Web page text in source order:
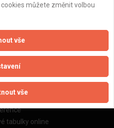
a řemeslníci
osobních údajů
tabulky online
můžete změnit volbou
vše
vše